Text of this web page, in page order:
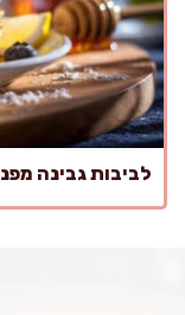
לביבות גבינה מפנקות ב-20 דקות,